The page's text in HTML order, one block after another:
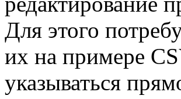
Для этого
их на примере
указываться